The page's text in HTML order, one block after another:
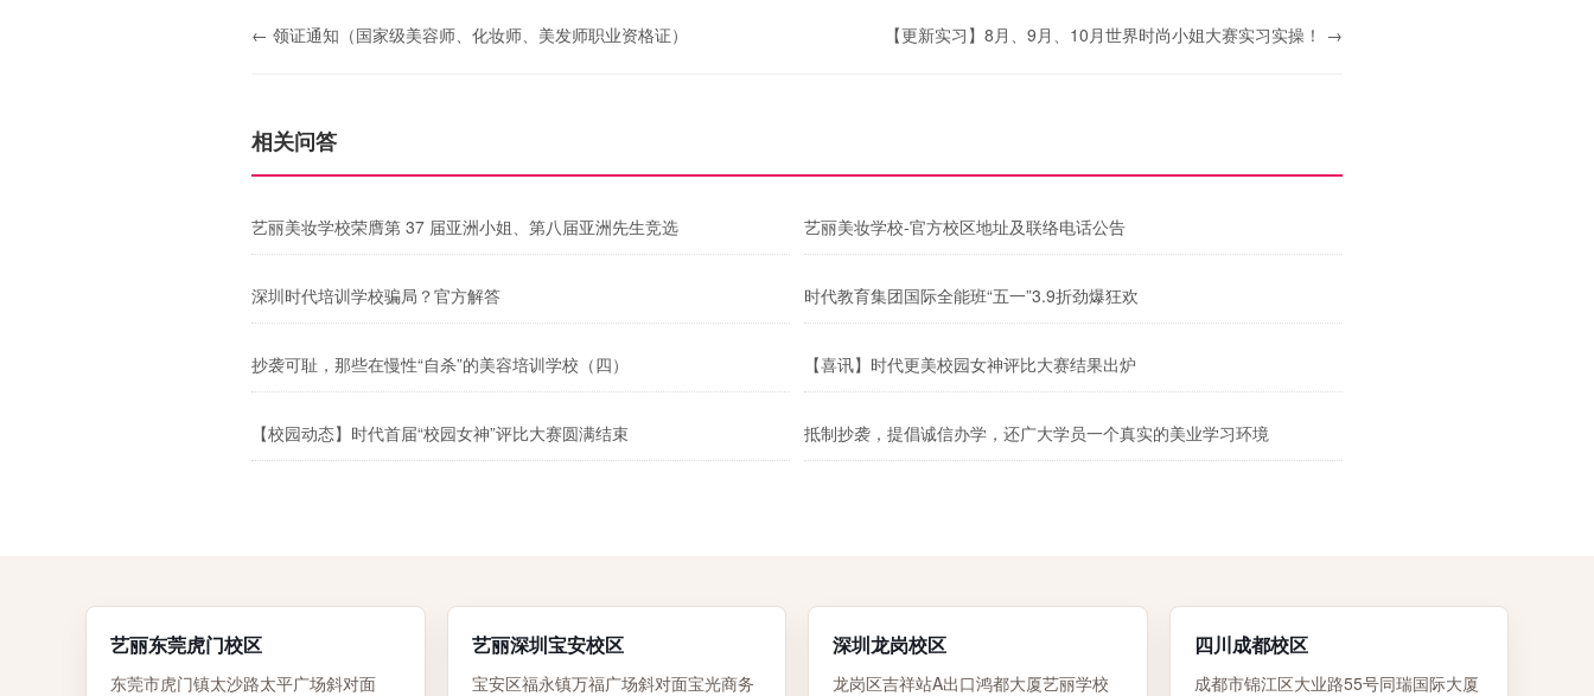
← 领证通知（国家级美容师、化妆师、美发师职业资格证） 【更新实习】8月、9月、10月世界时尚小姐大赛实习实操！ →
相关问答
艺丽美妆学校荣膺第 37 届亚洲小姐、第八届亚洲先生竞选 艺丽美妆学校-官方校区地址及联络电话公告
深圳时代培训学校骗局？官方解答 时代教育集团国际全能班“五一”3.9折劲爆狂欢
抄袭可耻，那些在慢性“自杀”的美容培训学校（四） 【喜讯】时代更美校园女神评比大赛结果出炉
【校园动态】时代首届“校园女神”评比大赛圆满结束 抵制抄袭，提倡诚信办学，还广大学员一个真实的美业学习环境
艺丽东莞虎门校区
东莞市虎门镇太沙路太平广场斜对面
艺丽深圳宝安校区
宝安区福永镇万福广场斜对面宝光商务
深圳龙岗校区
龙岗区吉祥站A出口鸿都大厦艺丽学校
四川成都校区
成都市锦江区大业路55号同瑞国际大厦